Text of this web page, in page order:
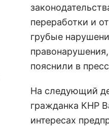
переработки и
грубые
пояснили в
На следующий
гражданка КНР
интересах